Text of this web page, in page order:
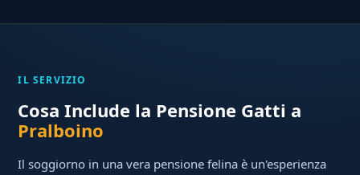
IL SERVIZIO
Cosa Include la Pensione Gatti a
Pralboino
Il soggiorno in una vera pensione felina è un'esperienza